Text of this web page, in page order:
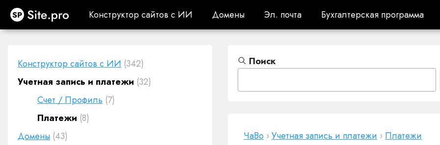
Site.pro Конструктор сайтов с ИИ
Конструктор сайтов с ИИ Домены
Домены Эл. почта
Эл. почта Бухгалтерская программа
Бухгалтерская программа
Конструктор сайтов с ИИ (342)
Учетная запись и платежи (32)
Счет / Профиль (7)
Платежи (8)
Домены (43)
Поиск
ЧаВо ›Учетная запись и платежи › Платежи